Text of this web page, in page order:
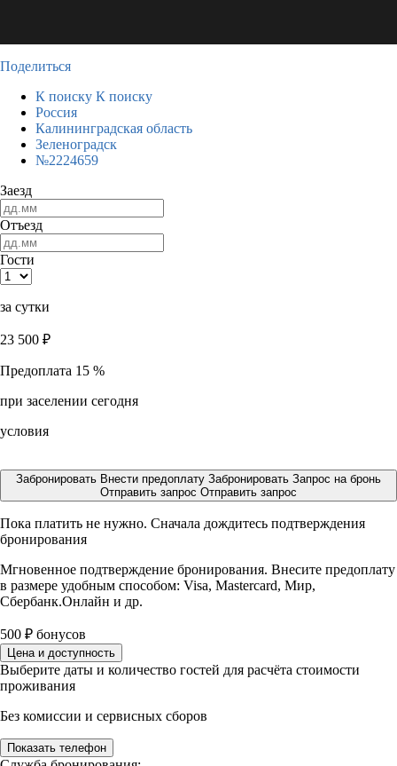
Поделиться
К поиску К поиску
Россия
Калининградская область
Зеленоградск
№2224659
Заезд
Отъезд
Гости
за сутки
23 500 ₽
Предоплата 15 %
при заселении сегодня
условия
Забронировать Внести предоплату Забронировать Запрос на бронь
Отправить запрос Отправить запрос
Пока платить не нужно. Сначала дождитесь подтверждения
бронирования
Мгновенное подтверждение бронирования. Внесите предоплату
в размере удобным способом: Visa, Mastercard, Мир,
Сбербанк.Онлайн и др.
500 ₽ бонусов
Цена и доступность
Выберите даты и количество гостей для расчёта стоимости
проживания
Без комиссии и сервисных сборов
Показать телефон